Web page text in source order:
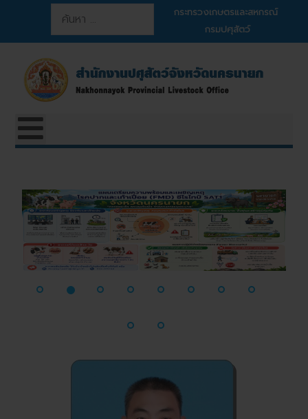
การค้นหา
กระทรวงเกษตรและสหกรณ์
กรมปศุสัตว์